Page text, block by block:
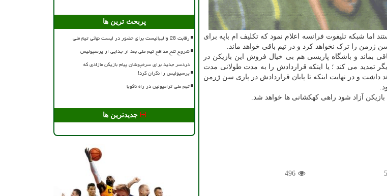
اما شبکه تلیفوت فرانسه اعلام نمود که تکلیف ام باپه برای
را ترک نخواهد کرد و در تیم باقی خواهد ماند.
بماند و باشگاه پاریسی هم بی خیال فروش این بازیکن در
تمدید می کند ؛ یا اینکه قراردادش را به مدت طولانی مدت
داشت و در نهایت اینکه تا پایان قراردادش در پاری سن ژرمن
بازیکن آزاد شود راهی کهکشانی ها خواهد شد.
5
496
پربحث ترین ها
رقابت 28 والیبالیست برای حضور در لیست نهائی تیم ملی
شروع تلخ مدافع تیم ملی بعد از جدایی از پرسپولیس
دردسر جدید برای سرخپوشان پیام بازیکن مازادی که
پرسپولیس را نگران کرد!
تیم ملی ترامپولین در راه ناگویا
جدیدترین ها